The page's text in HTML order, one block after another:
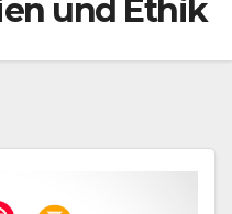
und Ethik